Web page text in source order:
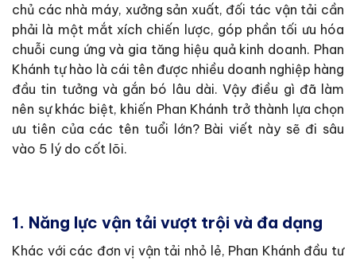
chủ các nhà máy, xưởng sản xuất, đối tác vận tải cần
phải là một mắt xích chiến lược, góp phần tối ưu hóa
chuỗi cung ứng và gia tăng hiệu quả kinh doanh. Phan
Khánh tự hào là cái tên được nhiều doanh nghiệp hàng
đầu tin tưởng và gắn bó lâu dài. Vậy điều gì đã làm
nên sự khác biệt, khiến Phan Khánh trở thành lựa chọn
ưu tiên của các tên tuổi lớn? Bài viết này sẽ đi sâu
vào 5 lý do cốt lõi.
1. Năng lực vận tải vượt trội và đa dạng
Khác với các đơn vị vận tải nhỏ lẻ, Phan Khánh đầu tư